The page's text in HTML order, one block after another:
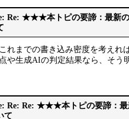
Re: ★★★本トピの要諦：最新
れまでの書き込み密度を考えれ
や生成AIの判定結果なら、そう
Re: Re: ★★★本トピの要諦：最
て